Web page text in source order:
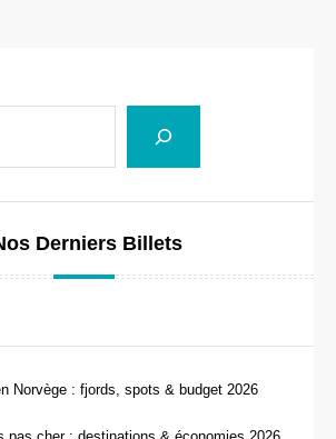
Derniers Billets
Norvège : fjords, spots & budget 2026